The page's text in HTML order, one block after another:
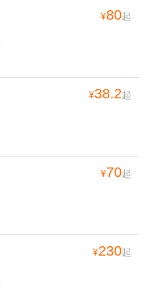
¥80起
¥38.2起
¥70起
¥230起